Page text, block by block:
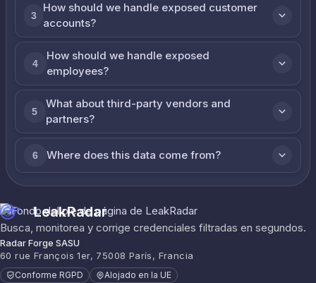
3
How should we handle exposed customer
accounts?
4
How should we handle exposed
employees?
5
What about third-party vendors and
partners?
6 Where does this data come from?
LeakRadar
Busca, monitorea y corrige credenciales filtradas en segundos.
Radar Forge SASU
60 rue François 1er, 75008 París, Francia
Conforme RGPD Alojado en la UE